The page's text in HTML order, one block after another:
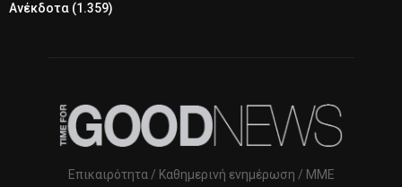
Ανέκδοτα (1.359)
Επικαιρότητα / Καθημερινή ενημέρωση / ΜΜΕ